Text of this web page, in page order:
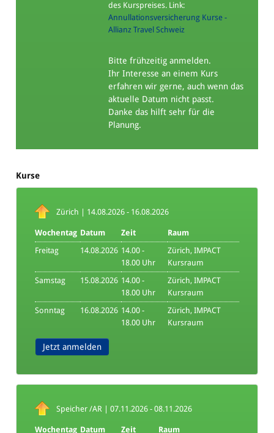
des Kurspreises. Link:
Annullationsversicherung Kurse -
Allianz Travel Schweiz
Bitte frühzeitig anmelden.
Ihr Interesse an einem Kurs
erfahren wir gerne, auch wenn das
aktuelle Datum nicht passt.
Danke das hilft sehr für die
Planung.
Kurse
Zürich | 14.08.2026 - 16.08.2026
Wochentag Datum Zeit
Raum
Freitag
14.08.2026 14.00 -
18.00 Uhr
Zürich, IMPACT
Kursraum
Samstag
15.08.2026 14.00 -
18.00 Uhr
Zürich, IMPACT
Kursraum
Sonntag
16.08.2026 14.00 -
18.00 Uhr
Zürich, IMPACT
Kursraum
Jetzt anmelden
Speicher /AR | 07.11.2026 - 08.11.2026
Wochentag Datum Zeit
Raum